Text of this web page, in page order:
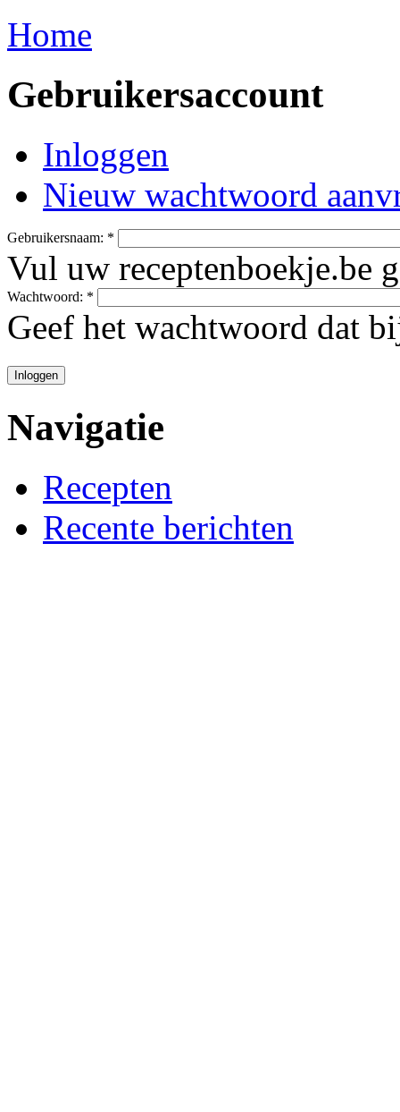
Home
Gebruikersaccount
Inloggen
Nieuw wachtwoord
Gebruikersnaam: *
Vul uw receptenboekje.be
Wachtwoord: *
Geef het wachtwoord dat
Navigatie
Recepten
Recente berichten